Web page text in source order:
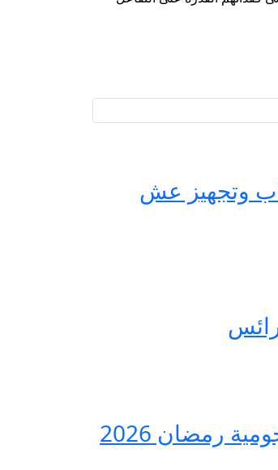
الشباب وتجهيز عش
رمضان 2026